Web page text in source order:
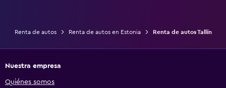
Renta de autos Renta de autos en Estonia Renta de autos Tallín
Nuestra empresa
Quiénes somos